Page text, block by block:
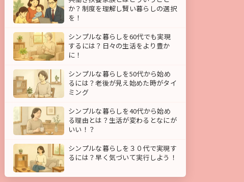
か？制度を理解し賢い暮らしの選択
を！
シンプルな暮らしを60代でも実現
するには？日々の生活をより豊か
に！
シンプルな暮らしを50代から始め
るには？老後が見え始めた時がタイ
ミング
シンプルな暮らしを40代から始め
る理由とは？生活が変わるとなにが
いい！？
シンプルな暮らしを３０代で実現す
るには？早く気づいて実行しよう！